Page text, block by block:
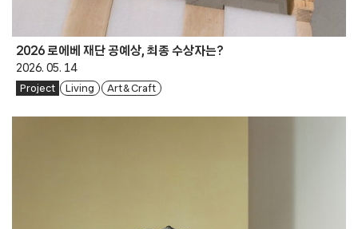
2026 로에베 재단 공예상, 최종 수상자는?
2026. 05. 14
Project Living Art & Craft